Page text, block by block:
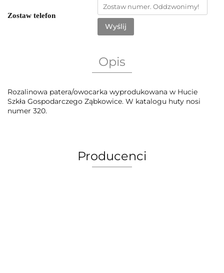
Zostaw telefon
Wyślij
Opis
Rozalinowa patera/owocarka wyprodukowana w Hucie
Szkła Gospodarczego Ząbkowice. W katalogu huty nosi
numer 320.
Producenci